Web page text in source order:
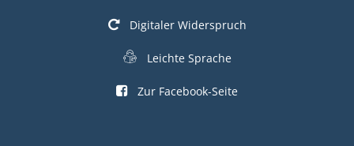
Digitaler Widerspruch
Leichte Sprache
Zur Facebook-Seite